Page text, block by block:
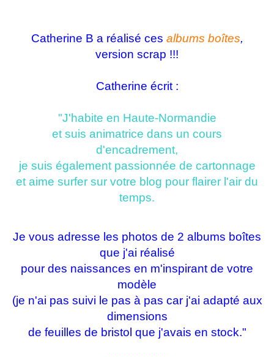
Catherine B a réalisé ces albums boîtes,
version scrap !!!
Catherine écrit :
"J'habite en Haute-Normandie
et suis animatrice dans un cours
d'encadrement,
je suis également passionnée de cartonnage
et aime surfer sur votre blog pour flairer l'air du
temps.
Je vous adresse les photos de 2 albums boîtes
que j'ai réalisé
pour des naissances en m'inspirant de votre
modèle
(je n'ai pas suivi le pas à pas car j'ai adapté aux
dimensions
de feuilles de bristol que j'avais en stock."